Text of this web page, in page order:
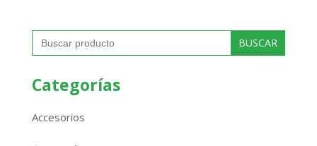
Buscar:
Categorías
Accesorios